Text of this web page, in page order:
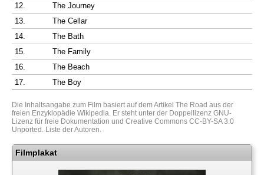
12.
The Journey
13.
The Cellar
14.
The Bath
15.
The Family
16.
The Beach
17.
The Boy
Die Inhaltsangabe zum Film basiert auf dem Artikel The Road aus der
freien Enzyklopädie Wikipedia. Er steht unter der Doppellizenz GNU-
Lizenz für freie Dokumentation und Creative Commons CC-BY-SA 3.0
Unported . Liste der Autoren.
Filmplakat